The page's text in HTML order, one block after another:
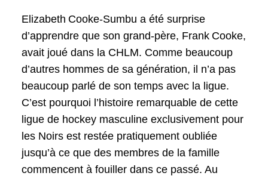
Elizabeth Cooke-Sumbu a été surprise
d’apprendre que son grand-père, Frank Cooke,
avait joué dans la CHLM. Comme beaucoup
d’autres hommes de sa génération, il n’a pas
beaucoup parlé de son temps avec la ligue.
C’est pourquoi l’histoire remarquable de cette
ligue de hockey masculine exclusivement pour
les Noirs est restée pratiquement oubliée
jusqu’à ce que des membres de la famille
commencent à fouiller dans ce passé. Au